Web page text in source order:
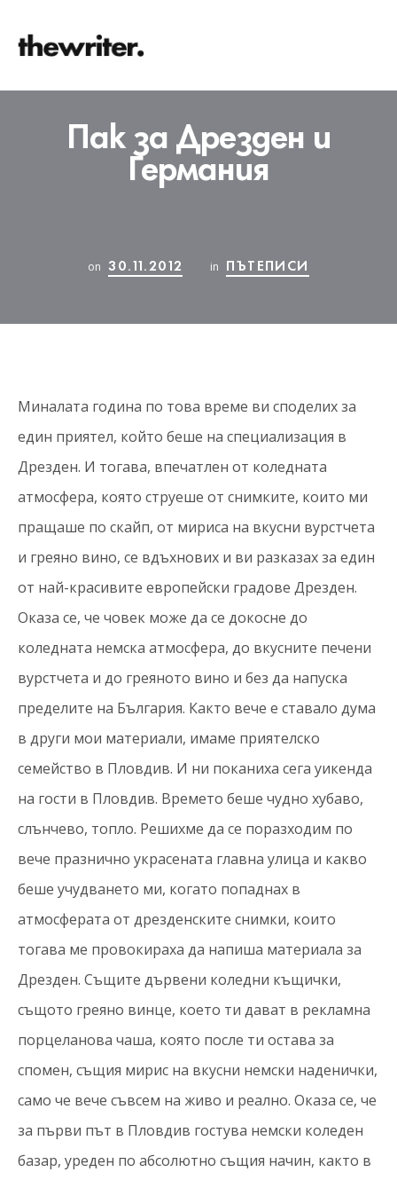
Пак за Дрезден и
Германия
on 30.11.2012 in ПЪТЕПИСИ
Миналата година по това време ви споделих за
един приятел, който беше на специализация в
Дрезден. И тогава, впечатлен от коледната
атмосфера, която струеше от снимките, които ми
пращаше по скайп, от мириса на вкусни вурстчета
и греяно вино, се вдъхнових и ви разказах за един
от най-красивите европейски градове Дрезден.
Оказа се, че човек може да се докосне до
коледната немска атмосфера, до вкусните печени
вурстчета и до греяното вино и без да напуска
пределите на България. Както вече е ставало дума
в други мои материали, имаме приятелско
семейство в Пловдив. И ни поканиха сега уикенда
на гости в Пловдив. Времето беше чудно хубаво,
слънчево, топло. Решихме да се поразходим по
вече празнично украсената главна улица и какво
беше учудването ми, когато попаднах в
атмосферата от дрезденските снимки, които
тогава ме провокираха да напиша материала за
Дрезден. Същите дървени коледни къщички,
същото греяно винце, което ти дават в рекламна
порцеланова чаша, която после ти остава за
спомен, същия мирис на вкусни немски наденички,
само че вече съвсем на живо и реално. Оказа се, че
за първи път в Пловдив гостува немски коледен
базар, уреден по абсолютно същия начин, както в